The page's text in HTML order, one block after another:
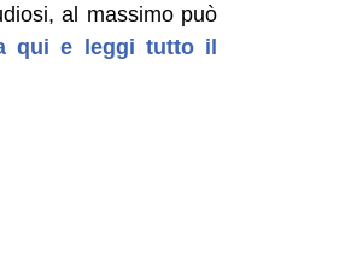
al massimo può
qui e leggi tutto il